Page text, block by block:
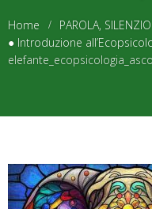
Home
PAROLA,
● Introduzione